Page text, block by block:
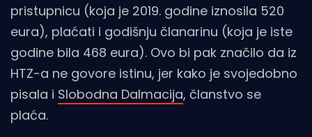
pristupnicu (koja je 2019. godine iznosila 520
eura), plaćati i godišnju članarinu (koja je iste
godine bila 468 eura). Ovo bi pak značilo da iz
HTZ-a ne govore istinu, jer kako je svojedobno
pisala i Slobodna Dalmacija, članstvo se
plaća.